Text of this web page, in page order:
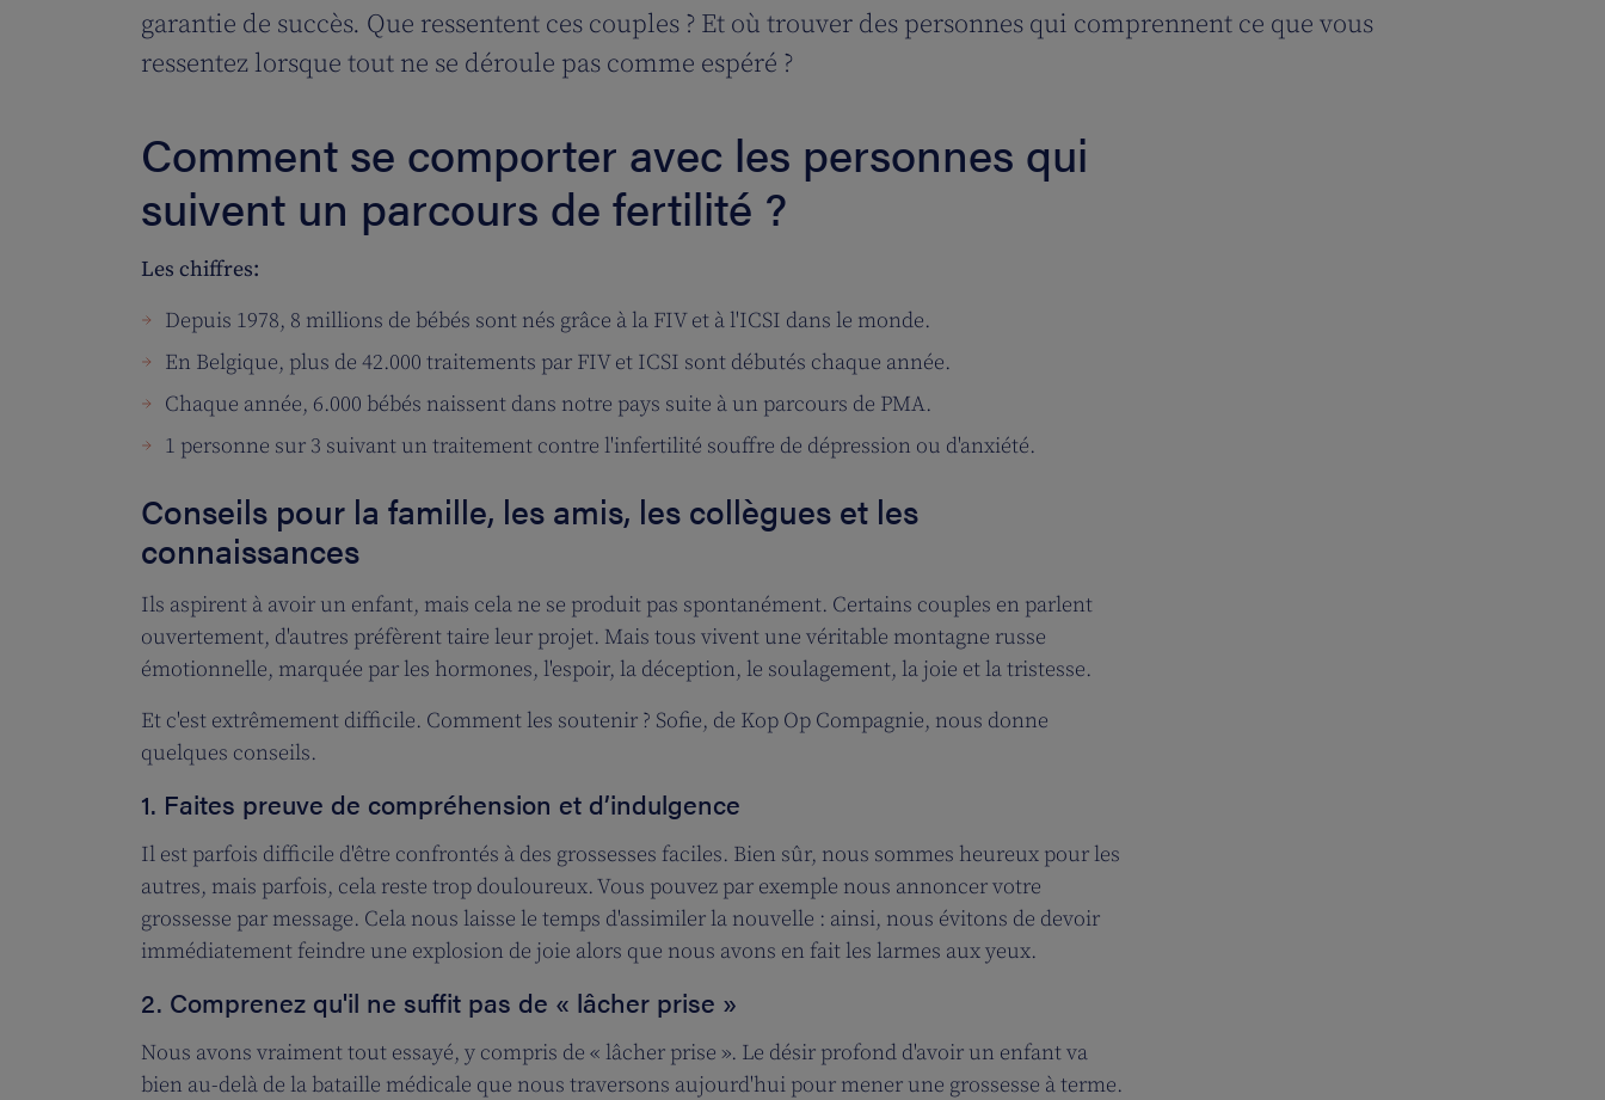
garantie de succès. Que ressentent ces couples ? Et où trouver des personnes qui comprennent ce que vous
ressentez lorsque tout ne se déroule pas comme espéré ?
Comment se comporter avec les personnes qui
suivent un parcours de fertilité ?
Les chiffres:
Depuis 1978, 8 millions de bébés sont nés grâce à la FIV et à l'ICSI dans le monde.
En Belgique, plus de 42.000 traitements par FIV et ICSI sont débutés chaque année.
Chaque année, 6.000 bébés naissent dans notre pays suite à un parcours de PMA.
1 personne sur 3 suivant un traitement contre l'infertilité souffre de dépression ou d'anxiété.
Conseils pour la famille, les amis, les collègues et les
connaissances
Ils aspirent à avoir un enfant, mais cela ne se produit pas spontanément. Certains couples en parlent
ouvertement, d'autres préfèrent taire leur projet. Mais tous vivent une véritable montagne russe
émotionnelle, marquée par les hormones, l'espoir, la déception, le soulagement, la joie et la tristesse.
Et c'est extrêmement difficile. Comment les soutenir ? Sofie, de Kop Op Compagnie, nous donne
quelques conseils.
1. Faites preuve de compréhension et d’indulgence
Il est parfois difficile d'être confrontés à des grossesses faciles. Bien sûr, nous sommes heureux pour les
autres, mais parfois, cela reste trop douloureux. Vous pouvez par exemple nous annoncer votre
grossesse par message. Cela nous laisse le temps d'assimiler la nouvelle : ainsi, nous évitons de devoir
immédiatement feindre une explosion de joie alors que nous avons en fait les larmes aux yeux.
2. Comprenez qu'il ne suffit pas de « lâcher prise »
Nous avons vraiment tout essayé, y compris de « lâcher prise ». Le désir profond d'avoir un enfant va
bien au-delà de la bataille médicale que nous traversons aujourd'hui pour mener une grossesse à terme.